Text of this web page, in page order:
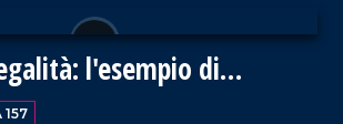
Calabria, Francesco Siclari.
l'esempio di
157